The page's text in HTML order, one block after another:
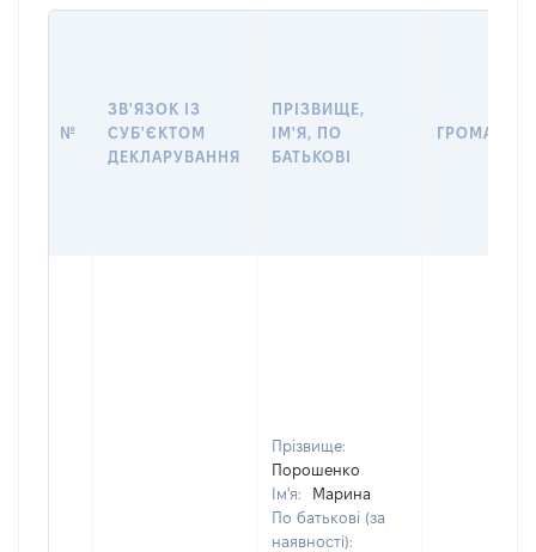
№
ЗВ'ЯЗОК ІЗ
СУБ'ЄКТОМ
ДЕКЛАРУВАННЯ
ПРІЗВИЩЕ,
ІМ'Я, ПО
БАТЬКОВІ
Прізвище:
Порошенко
Ім'я:
Марина
По батькові (за
наявності):